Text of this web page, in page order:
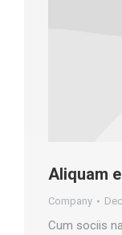
Aliquam
Company
Cum sociis